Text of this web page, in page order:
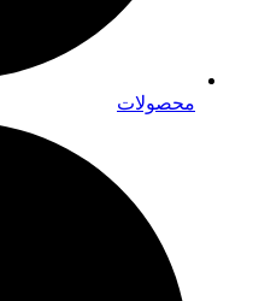
محصولات